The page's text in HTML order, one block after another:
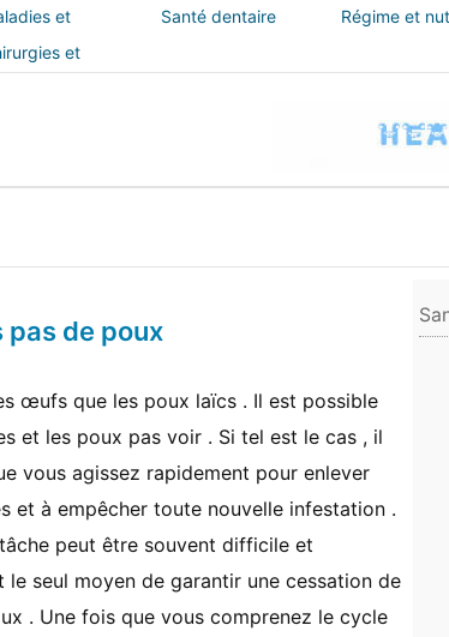
et
Santé dentaire Régime et
et
pas de poux
œufs que les poux laïcs . Il est possible
et les poux pas voir . Si tel est le cas , il
vous agissez rapidement pour enlever
et à empêcher toute nouvelle infestation .
peut être souvent difficile et
le seul moyen de garantir une cessation de
. Une fois que vous comprenez le cycle